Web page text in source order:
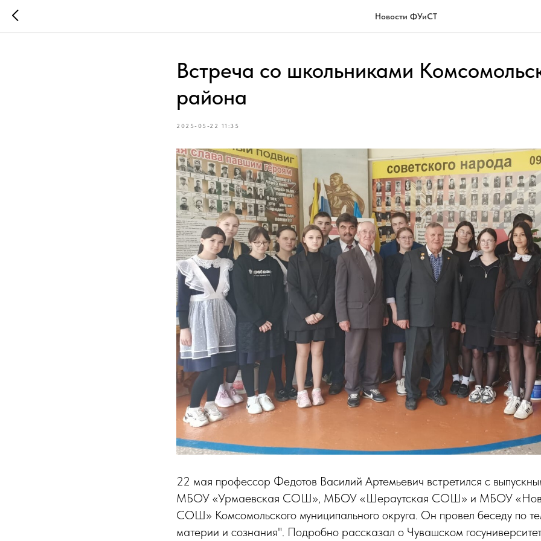
Новости ФУиСТ
Встреча со школьниками
района
2025-05-22 11:35
22 мая профессор Федотов Василий Артемьевич встретился с
МБОУ «Урмаевская СОШ», МБОУ «Шераутская СОШ» и МБОУ
СОШ» Комсомольского муниципального округа. Он провел беседу по
материи и сознания". Подробно рассказал о Чувашском